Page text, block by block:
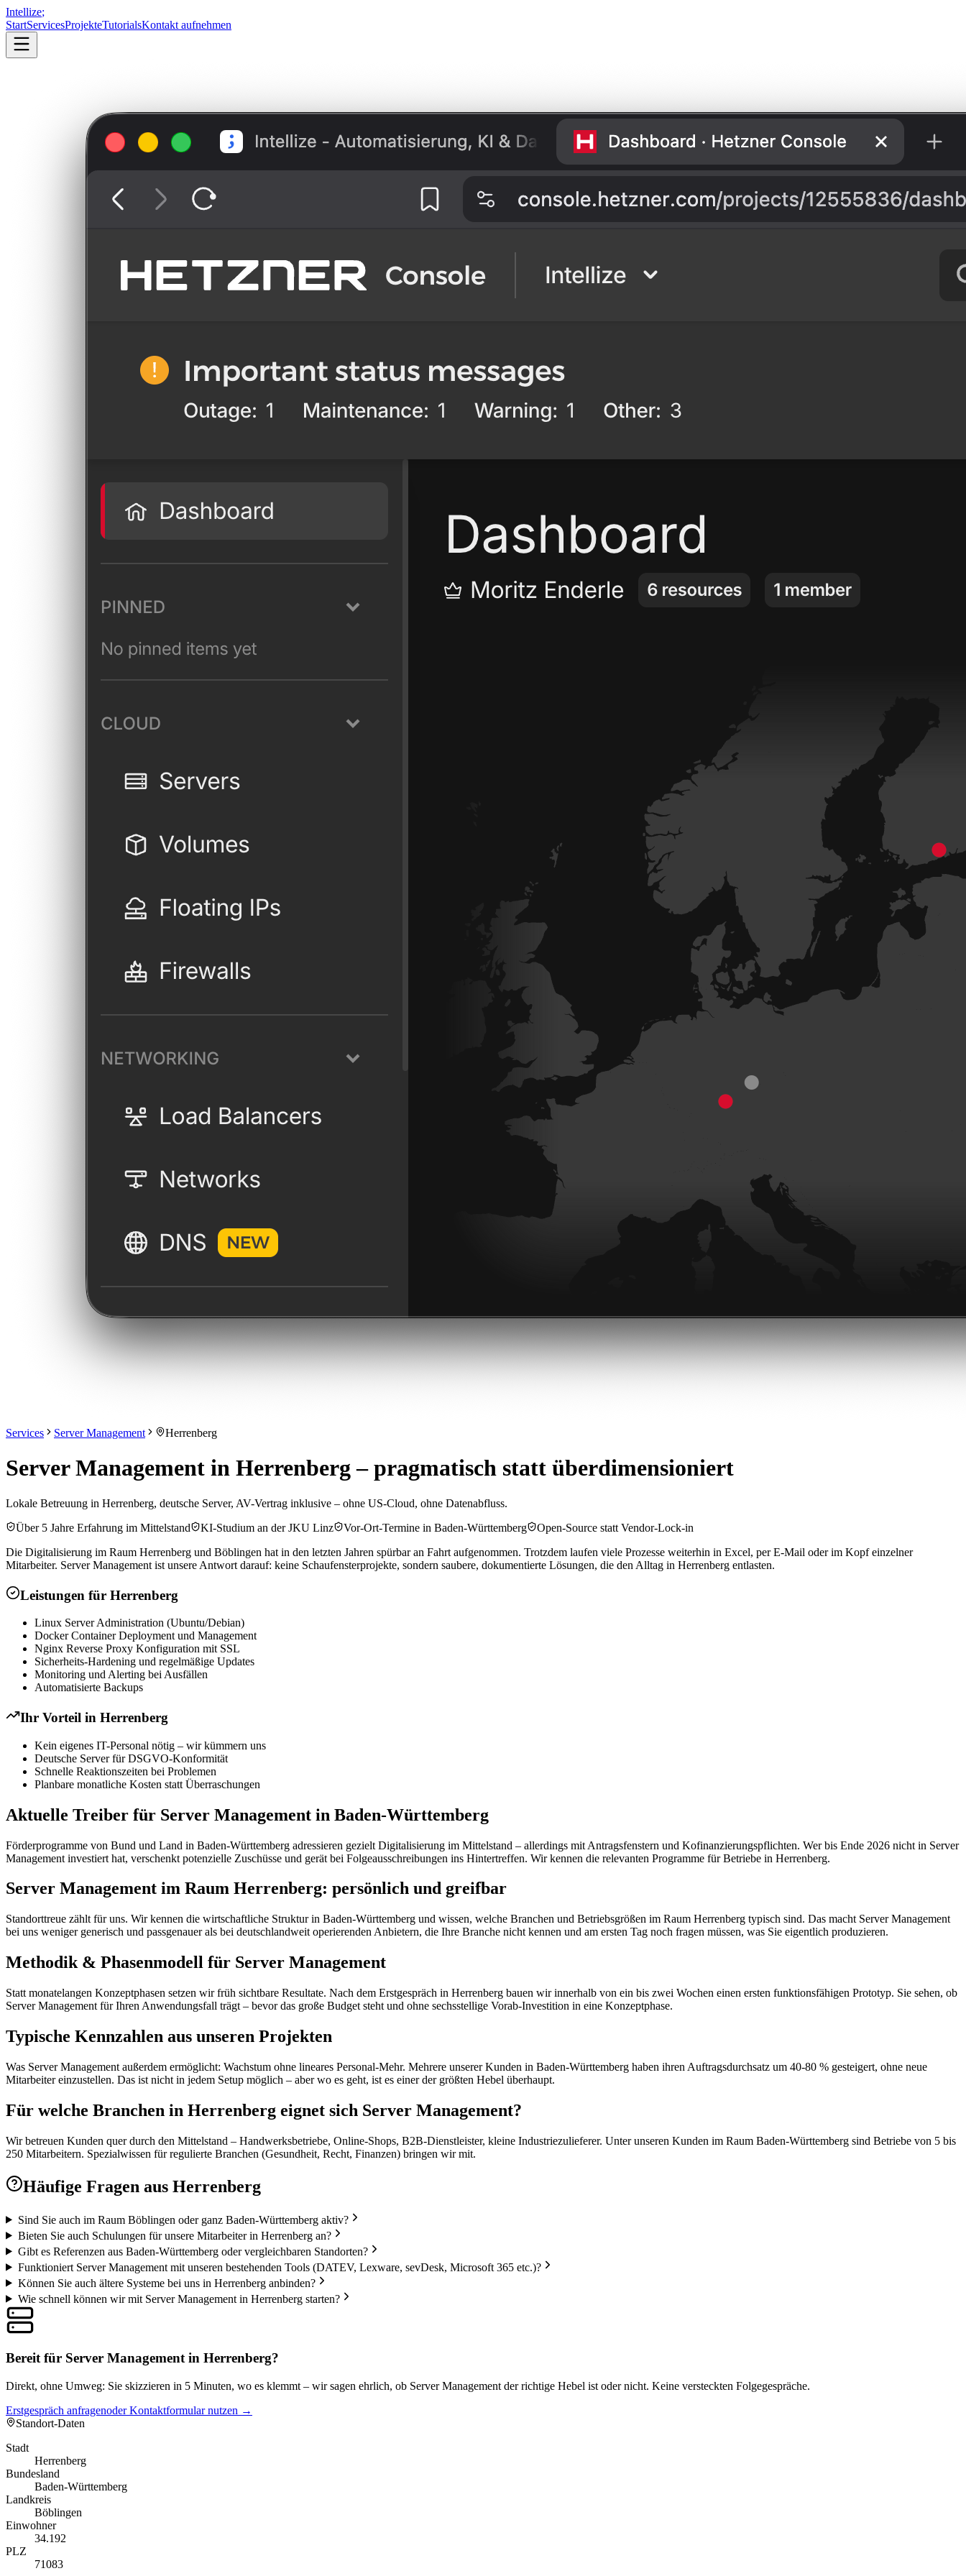
Intellize;
StartServicesProjekteTutorialsKontakt aufnehmen
Services Server Management Herrenberg
Server Management in Herrenberg – pragmatisch statt überdimensioniert
Lokale Betreuung in Herrenberg, deutsche Server, AV-Vertrag inklusive – ohne US-Cloud, ohne Datenabfluss.
Über 5 Jahre Erfahrung im Mittelstand
KI-Studium an der JKU Linz Vor-Ort-Termine in Baden-Württemberg
Open-Source statt Vendor-Lock-in
Die Digitalisierung im Raum Herrenberg und Böblingen hat in den letzten Jahren spürbar an Fahrt aufgenommen. Trotzdem laufen viele Prozesse weiterhin in Excel, per E-Mail oder im Kopf einzelner
Mitarbeiter. Server Management ist unsere Antwort darauf: keine Schaufensterprojekte, sondern saubere, dokumentierte Lösungen, die den Alltag in Herrenberg entlasten.
Leistungen für Herrenberg
Linux Server Administration (Ubuntu/Debian)
Docker Container Deployment und Management
Nginx Reverse Proxy Konfiguration mit SSL
Sicherheits-Hardening und regelmäßige Updates
Monitoring und Alerting bei Ausfällen
Automatisierte Backups
Ihr Vorteil in Herrenberg
Kein eigenes IT-Personal nötig – wir kümmern uns
Deutsche Server für DSGVO-Konformität
Schnelle Reaktionszeiten bei Problemen
Planbare monatliche Kosten statt Überraschungen
Aktuelle Treiber für Server Management in Baden-Württemberg
Förderprogramme von Bund und Land in Baden-Württemberg adressieren gezielt Digitalisierung im Mittelstand – allerdings mit Antragsfenstern und Kofinanzierungspflichten. Wer bis Ende 2026 nicht in Server
Management investiert hat, verschenkt potenzielle Zuschüsse und gerät bei Folgeausschreibungen ins Hintertreffen. Wir kennen die relevanten Programme für Betriebe in Herrenberg.
Server Management im Raum Herrenberg: persönlich und greifbar
Standorttreue zählt für uns. Wir kennen die wirtschaftliche Struktur in Baden-Württemberg und wissen, welche Branchen und Betriebsgrößen im Raum Herrenberg typisch sind. Das macht Server Management
bei uns weniger generisch und passgenauer als bei deutschlandweit operierenden Anbietern, die Ihre Branche nicht kennen und am ersten Tag noch fragen müssen, was Sie eigentlich produzieren.
Methodik & Phasenmodell für Server Management
Statt monatelangen Konzeptphasen setzen wir früh sichtbare Resultate. Nach dem Erstgespräch in Herrenberg bauen wir innerhalb von ein bis zwei Wochen einen ersten funktionsfähigen Prototyp. Sie sehen, ob
Server Management für Ihren Anwendungsfall trägt – bevor das große Budget steht und ohne sechsstellige Vorab-Investition in eine Konzeptphase.
Typische Kennzahlen aus unseren Projekten
Was Server Management außerdem ermöglicht: Wachstum ohne lineares Personal-Mehr. Mehrere unserer Kunden in Baden-Württemberg haben ihren Auftragsdurchsatz um 40-80 % gesteigert, ohne neue
Mitarbeiter einzustellen. Das ist nicht in jedem Setup möglich – aber wo es geht, ist es einer der größten Hebel überhaupt.
Für welche Branchen in Herrenberg eignet sich Server Management?
Wir betreuen Kunden quer durch den Mittelstand – Handwerksbetriebe, Online-Shops, B2B-Dienstleister, kleine Industriezulieferer. Unter unseren Kunden im Raum Baden-Württemberg sind Betriebe von 5 bis
250 Mitarbeitern. Spezialwissen für regulierte Branchen (Gesundheit, Recht, Finanzen) bringen wir mit.
Häufige Fragen aus Herrenberg
Sind Sie auch im Raum Böblingen oder ganz Baden-Württemberg aktiv?
Bieten Sie auch Schulungen für unsere Mitarbeiter in Herrenberg an?
Gibt es Referenzen aus Baden-Württemberg oder vergleichbaren Standorten?
Funktioniert Server Management mit unseren bestehenden Tools (DATEV, Lexware, sevDesk, Microsoft 365 etc.)?
Können Sie auch ältere Systeme bei uns in Herrenberg anbinden?
Wie schnell können wir mit Server Management in Herrenberg starten?
Bereit für Server Management in Herrenberg?
Direkt, ohne Umweg: Sie skizzieren in 5 Minuten, wo es klemmt – wir sagen ehrlich, ob Server Management der richtige Hebel ist oder nicht. Keine versteckten Folgegespräche.
Erstgespräch anfragenoder Kontaktformular nutzen →
Standort-Daten
Stadt
Herrenberg
Bundesland
Baden-Württemberg
Landkreis
Böblingen
Einwohner
34.192
PLZ
71083